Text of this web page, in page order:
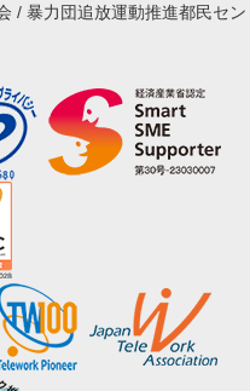
/ 暴力団追放運動推進都民セン